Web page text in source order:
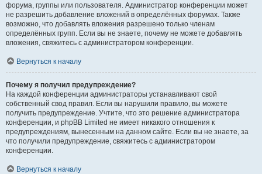
форума, группы или пользователя. Администратор конференции может
не разрешить добавление вложений в определённых форумах. Также
возможно, что добавлять вложения разрешено только членам
определённых групп. Если вы не знаете, почему не можете добавлять
вложения, свяжитесь с администратором конференции.
Вернуться к началу
Почему я получил предупреждение?
На каждой конференции администраторы устанавливают свой
собственный свод правил. Если вы нарушили правило, вы можете
получить предупреждение. Учтите, что это решение администратора
конференции, и phpBB Limited не имеет никакого отношения к
предупреждениям, вынесенным на данном сайте. Если вы не знаете, за
что получили предупреждение, свяжитесь с администратором
конференции.
Вернуться к началу